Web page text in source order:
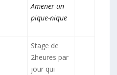
Amener un
pique-nique
Stage de
2heures par
jour qui